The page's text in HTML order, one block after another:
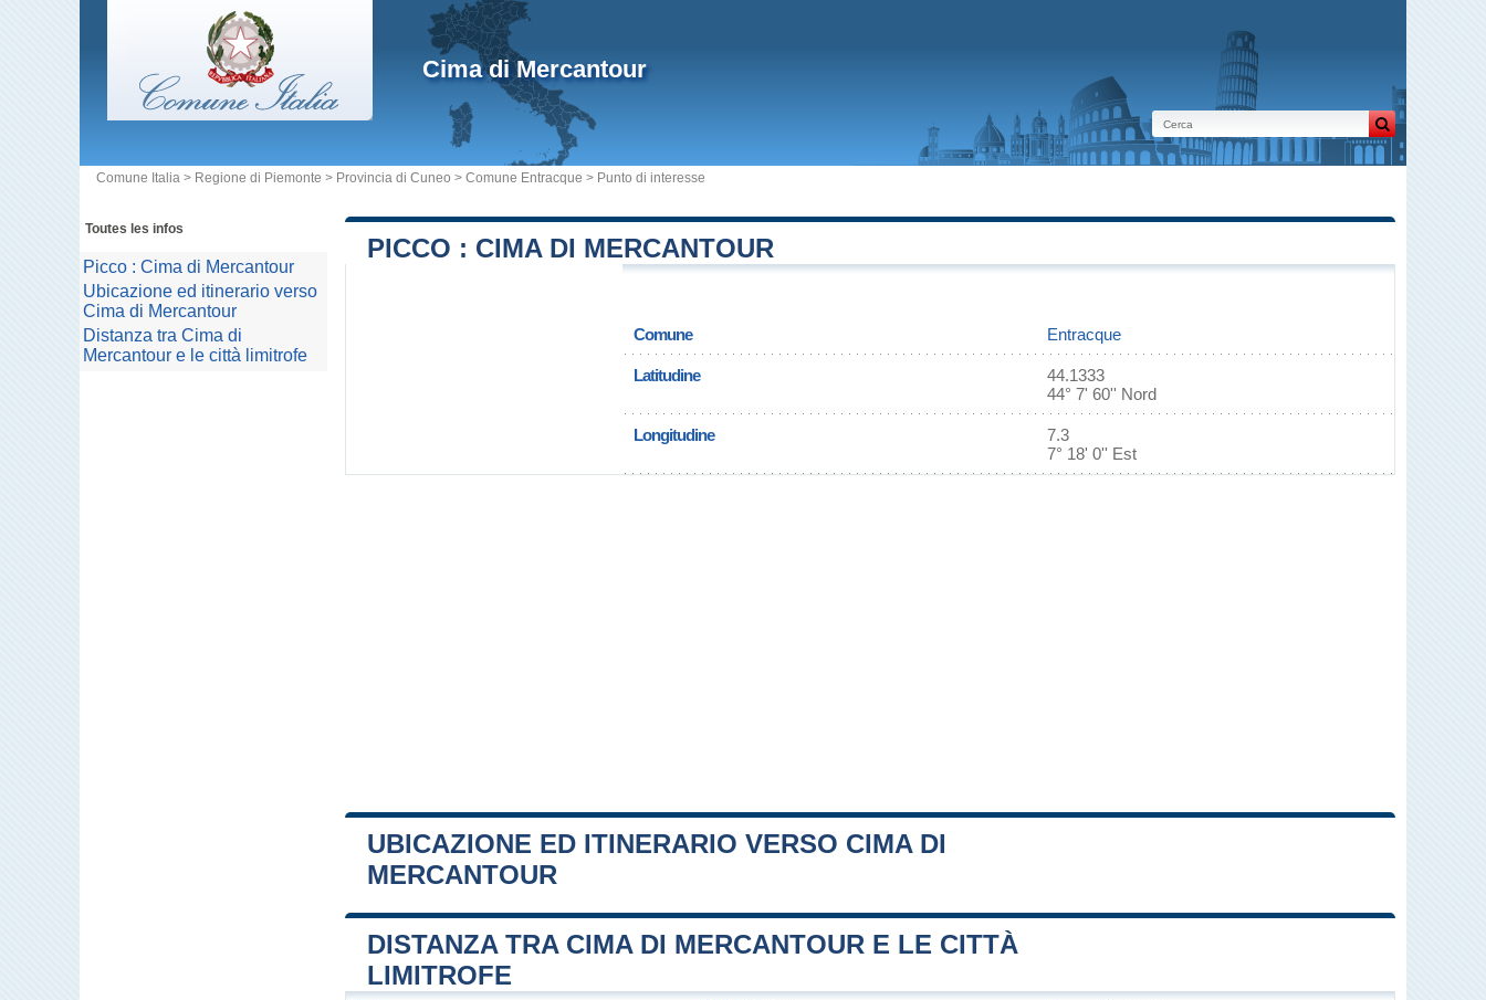
Cima di Mercantour
Comune Italia > Regione di Piemonte > Provincia di Cuneo > Comune Entracque > Punto di interesse
PICCO : CIMA DI MERCANTOUR
Comune Entracque
Latitudine
44.1333
44° 7' 60'' Nord
Longitudine
7.3
7° 18' 0'' Est
UBICAZIONE ED ITINERARIO VERSO CIMA DI
MERCANTOUR
+
−
DISTANZA TRA CIMA DI MERCANTOUR E LE CITTÀ
LIMITROFE
Toutes les infos
Picco : Cima di Mercantour
Ubicazione ed itinerario verso
Cima di Mercantour
Distanza tra Cima di
Mercantour e le città limitrofe